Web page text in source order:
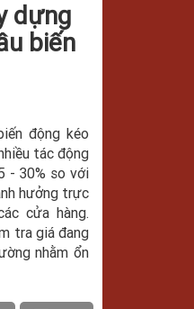
dựng
biến
động kéo
tác động
- 30% so với
hưởng trực
cửa hàng.
tra giá đang
nhằm ổn